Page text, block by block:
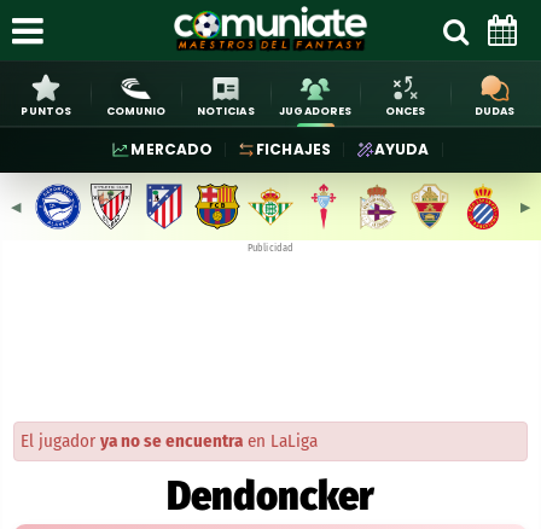
PUNTOS COMUNIO NOTICIAS JUGADORES ONCES DUDAS
MERCADO FICHAJES AYUDA
◀︎ ▶︎
Publicidad
El jugador ya no se encuentra en LaLiga
Dendoncker